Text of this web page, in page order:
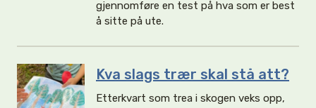
gjennomføre en test på hva som er best
å sitte på ute.
Kva slags trær skal stå att?
Etterkvart som trea i skogen veks opp,